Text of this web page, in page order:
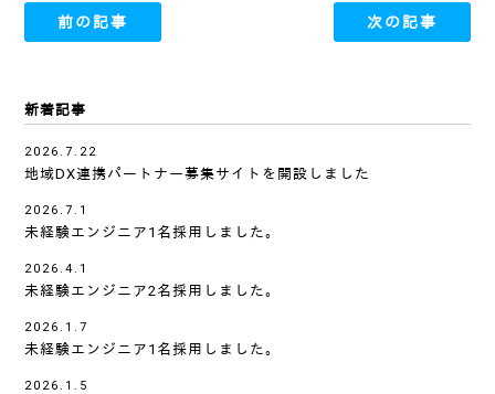
前の記事 次の記事
新着記事
2026.7.22
地域DX連携パートナー募集サイトを開設しました
2026.7.1
未経験エンジニア1名採用しました。
2026.4.1
未経験エンジニア2名採用しました。
2026.1.7
未経験エンジニア1名採用しました。
2026.1.5